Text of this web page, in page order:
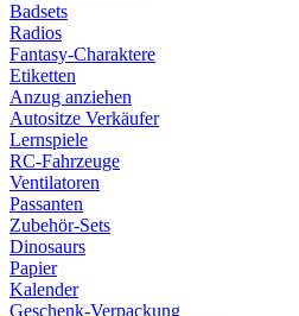
Badsets
Radios
Fantasy-Charaktere
Etiketten
Anzug anziehen
Autositze Verkäufer
Lernspiele
RC-Fahrzeuge
Ventilatoren
Passanten
Zubehör-Sets
Dinosaurs
Papier
Kalender
Geschenk-Verpackung